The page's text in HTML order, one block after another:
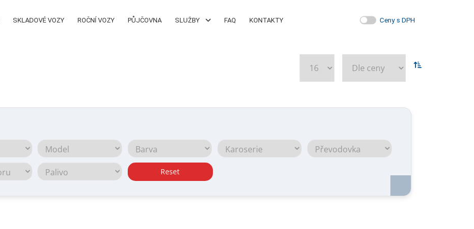
SKLADOVÉ VOZY ROČNÍ VOZY PŮJČOVNA SLUŽBY FAQ KONTAKTY Ceny s DPH
Reset